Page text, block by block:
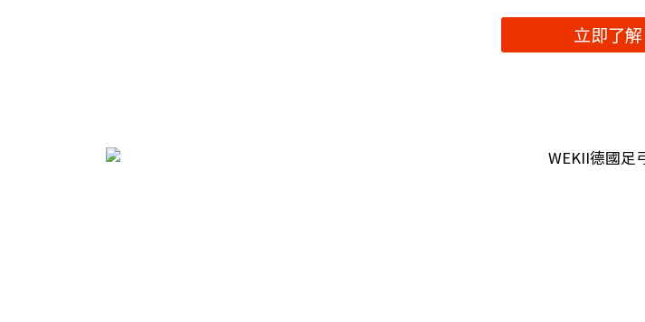
立即了解